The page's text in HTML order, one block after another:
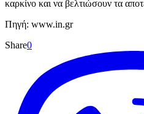
καρκίνο και να βελτιώσουν τα
Πηγή: www.in.gr
Share0